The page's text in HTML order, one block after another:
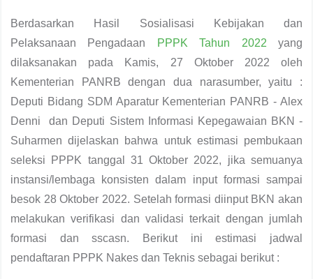
Berdasarkan Hasil Sosialisasi Kebijakan dan
Pelaksanaan Pengadaan
PPPK Tahun 2022 yang
dilaksanakan pada Kamis, 27 Oktober 2022 oleh
Kementerian PANRB dengan dua narasumber, yaitu :
Deputi Bidang SDM Aparatur Kementerian PANRB - Alex
Denni dan Deputi Sistem Informasi Kepegawaian BKN -
Suharmen dijelaskan bahwa untuk estimasi pembukaan
seleksi PPPK tanggal 31 Oktober 2022, jika semuanya
instansi/lembaga konsisten dalam input formasi sampai
besok 28 Oktober 2022. Setelah formasi diinput BKN akan
melakukan verifikasi dan validasi terkait dengan jumlah
formasi dan sscasn. Berikut ini estimasi jadwal
pendaftaran PPPK Nakes dan Teknis sebagai berikut :